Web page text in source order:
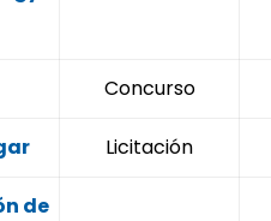
Concurso
Licitación
de